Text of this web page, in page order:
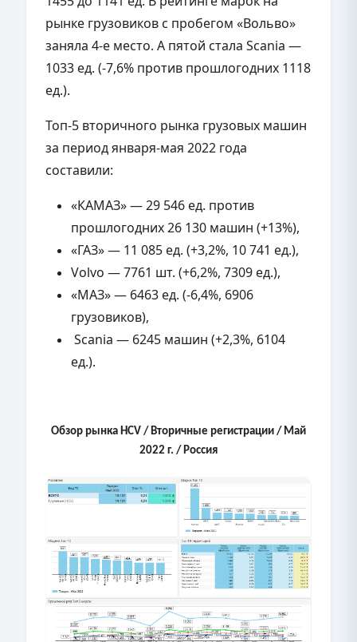
рынке грузовиков с пробегом «Вольво»
заняла 4-е место. А пятой стала Scania —
1033 ед. (-7,6% против прошлогодних 1118
ед.).
Топ-5 вторичного рынка грузовых машин
за период января-мая 2022 года
составили:
«КАМАЗ» — 29 546 ед. против
прошлогодних 26 130 машин (+13%),
«ГАЗ» — 11 085 ед. (+3,2%, 10 741 ед.),
Volvo — 7761 шт. (+6,2%, 7309 ед.),
«МАЗ» — 6463 ед. (-6,4%, 6906
грузовиков),
Scania — 6245 машин (+2,3%, 6104
ед.).
Обзор рынка HCV / Вторичные регистрации / Май
2022 г. / Россия